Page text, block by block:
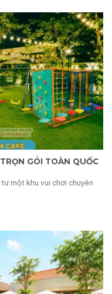
GÓI TOÀN QUỐC
một khu vui chơi chuyên